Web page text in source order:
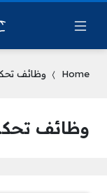
Home وظائف
وظائف